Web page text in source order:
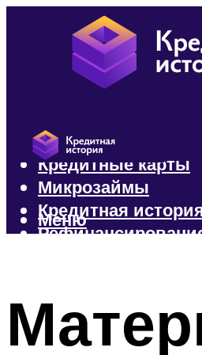
Кредиты
Кредитные карты
Микрозаймы
Кредитная
Меню